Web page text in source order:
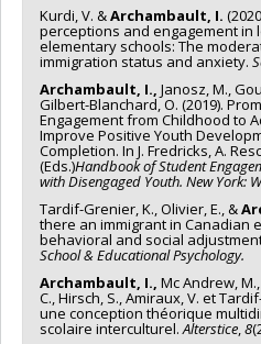
Kurdi, V. &Archambault, I.
perceptions and engagement in
elementary schools: The
immigration status and anxiety.
Archambault, I., Janosz, M.,
Gilbert-Blanchard, O. (2019).
Engagement from Childhood to
Improve Positive Youth
Completion. In J. Fredricks, A.
(Eds.)Handbook of Student
with Disengaged Youth. New York:
Tardif-Grenier, K., Olivier, E., &
there an immigrant in Canadian
behavioral and social
School & Educational Psychology.
Archambault, I., Mc Andrew,
C., Hirsch, S., Amiraux, V. et
une conception théorique
scolaire interculturel.Alterstice,8